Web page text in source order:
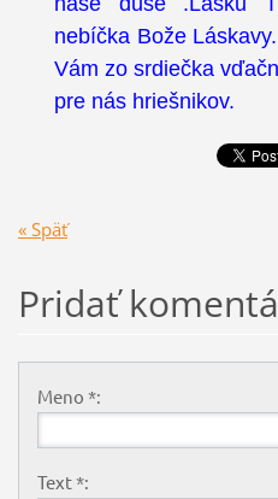
nebíčka Bože
Vám zo srdiečka
pre nás hriešnikov.
« Späť
Pridať
Meno *:
Text *: